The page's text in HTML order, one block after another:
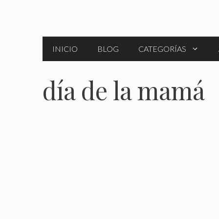
INICIO BLOG CATEGORÍAS
día de la mamá